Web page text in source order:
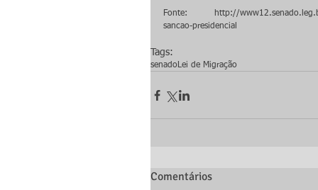
Fonte: http://www12.senado.leg.br/
sancao-presidencial
Tags:
senado Lei de Migração
Comentários